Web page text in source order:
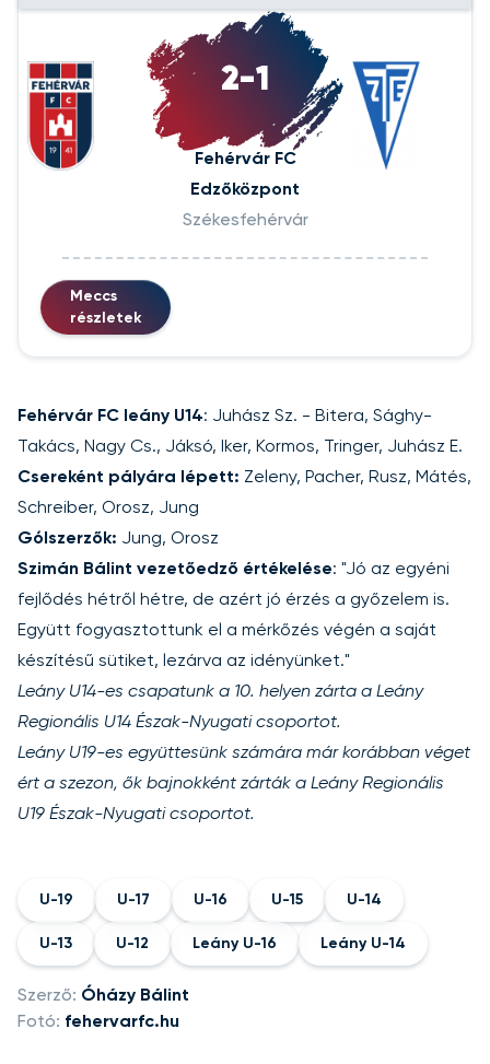
2-1
Fehérvár FC
Edzőközpont
Székesfehérvár
Meccs
részletek
Fehérvár FC leány U14: Juhász Sz. - Bitera, Sághy-
Takács, Nagy Cs., Jáksó, Iker, Kormos, Tringer, Juhász E.
Csereként pályára lépett: Zeleny, Pacher, Rusz, Mátés,
Schreiber, Orosz, Jung
Gólszerzők: Jung, Orosz
Szimán Bálint vezetőedző értékelése: "Jó az egyéni
fejlődés hétről hétre, de azért jó érzés a győzelem is.
Együtt fogyasztottunk el a mérkőzés végén a saját
készítésű sütiket, lezárva az idényünket."
Leány U14-es csapatunk a 10. helyen zárta a Leány
Regionális U14 Észak-Nyugati csoportot.
Leány U19-es együttesünk számára már korábban véget
ért a szezon, ők bajnokként zárták a Leány Regionális
U19 Észak-Nyugati csoportot.
U-19 U-17 U-16 U-15 U-14
U-13 U-12 Leány U-16 Leány U-14
Szerző: Óházy Bálint
Fotó: fehervarfc.hu